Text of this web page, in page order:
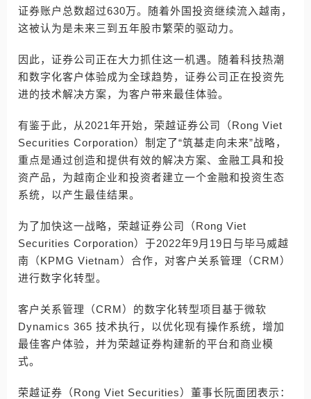
证券账户总数超过630万。随着外国投资继续流入越南，
这被认为是未来三到五年股市繁荣的驱动力。
因此，证券公司正在大力抓住这一机遇。随着科技热潮
和数字化客户体验成为全球趋势，证券公司正在投资先
进的技术解决方案，为客户带来最佳体验。
有鉴于此，从2021年开始，荣越证券公司（Rong Viet
Securities Corporation）制定了“筑基走向未来”战略，
重点是通过创造和提供有效的解决方案、金融工具和投
资产品，为越南企业和投资者建立一个金融和投资生态
系统，以产生最佳结果。
为了加快这一战略，荣越证券公司（Rong Viet
Securities Corporation）于2022年9月19日与毕马威越
南（KPMG Vietnam）合作，对客户关系管理（CRM）
进行数字化转型。
客户关系管理（CRM）的数字化转型项目基于微软
Dynamics 365 技术执行，以优化现有操作系统，增加
最佳客户体验，并为荣越证券构建新的平台和商业模
式。
荣越证券（Rong Viet Securities）董事长阮面团表示：